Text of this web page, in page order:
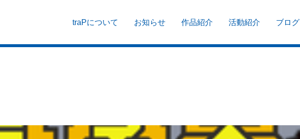
traPについて お知らせ 作品紹介 活動紹介 ブログ